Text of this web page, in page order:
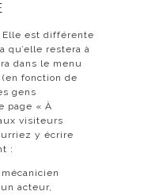
Elle est différente
qu’elle restera à
dans le menu
fonction de
gens
page « À
visiteurs
y écrire
:
acteur,